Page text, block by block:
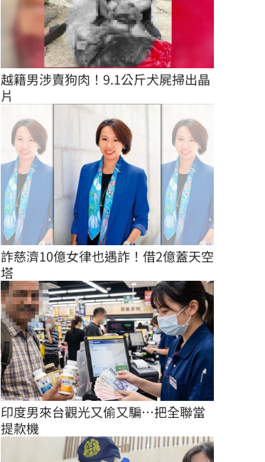
越籍男涉賣狗肉！9.1公斤犬屍掃出晶
片
詐慈濟10億女律也遇詐！借2億蓋天空
塔
印度男來台觀光又偷又騙…把全聯當
提款機